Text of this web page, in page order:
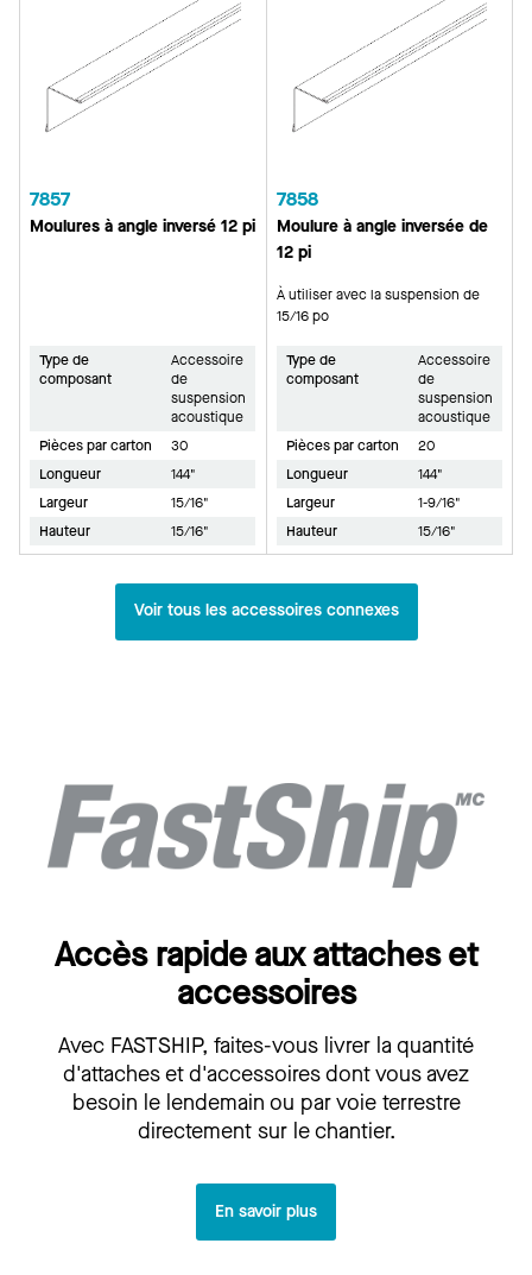
7857
Moulures à angle inversé 12 pi
Type de
composant
Accessoire
de
suspension
acoustique
Pièces par carton
30
Longueur
144"
Largeur
15/16"
Hauteur
15/16"
7858
Moulure à angle inversée de
12 pi
À utiliser avec la suspension de
15/16 po
Type de
composant
Accessoire
de
suspension
acoustique
Pièces par carton
20
Longueur
144"
Largeur
1-9/16"
Hauteur
15/16"
Voir tous les accessoires connexes
Accès rapide aux attaches et
accessoires
Avec FASTSHIP, faites-vous livrer la quantité
d'attaches et d'accessoires dont vous avez
besoin le lendemain ou par voie terrestre
directement sur le chantier.
En savoir plus